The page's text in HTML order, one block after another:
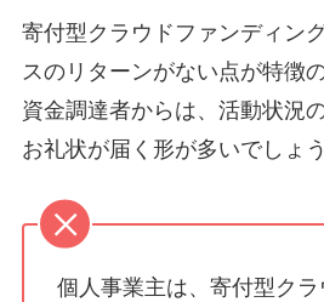
寄付型クラウドファンディン
スのリターンがない点が特徴
資金調達者からは、活動状況
お礼状が届く形が多いでしょう
個人事業主は、寄付型ク